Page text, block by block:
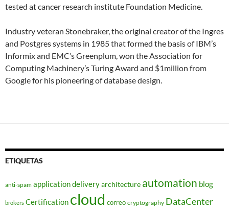
tested at cancer research institute Foundation Medicine.
Industry veteran Stonebraker, the original creator of the Ingres
and Postgres systems in 1985 that formed the basis of IBM’s
Informix and EMC’s Greenplum, won the Association for
Computing Machinery’s Turing Award and $1million from
Google for his pioneering of database design.
ETIQUETAS
anti-spam application deliveryarchitecture automation blog
brokers Certification cloud correo cryptography DataCenter